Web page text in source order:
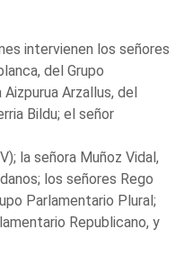
intervienen los señores
del Grupo
Arzallus, del
Bildu; el señor
la señora Muñoz Vidal,
los señores Rego
Parlamentario Plural;
Republicano, y